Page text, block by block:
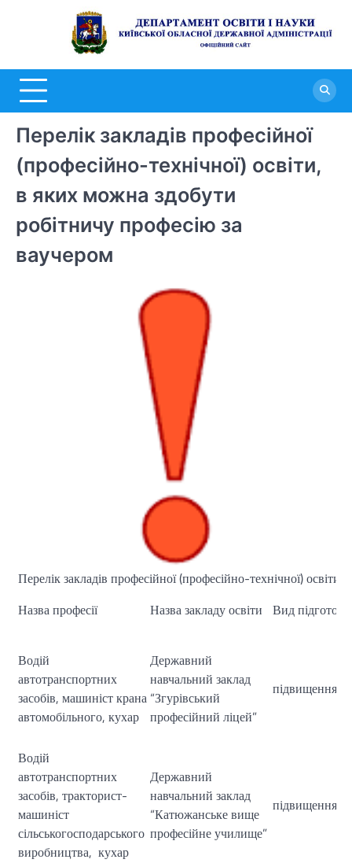
Перелік закладів професійної
(професійно-технічної) освіти,
в яких можна здобути
робітничу професію за
ваучером
Перелік закладів професійної (професійно-технічної)
Назва професії
Назва закладу освіти Вид
Водій
автотранспортних
засобів, машиніст крана
автомобільного, кухар
Державний
навчальний заклад
“Згурівський
професійний ліцей”
підвищення
Водій
автотранспортних
засобів, тракторист-
машиніст
сільськогосподарського
виробництва, кухар
Державний
навчальний заклад
“Катюжанське вище
професійне училище”
підвищення